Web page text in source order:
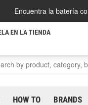
Encuentra la batería
EN LA TIENDA
HOW TO BRANDS